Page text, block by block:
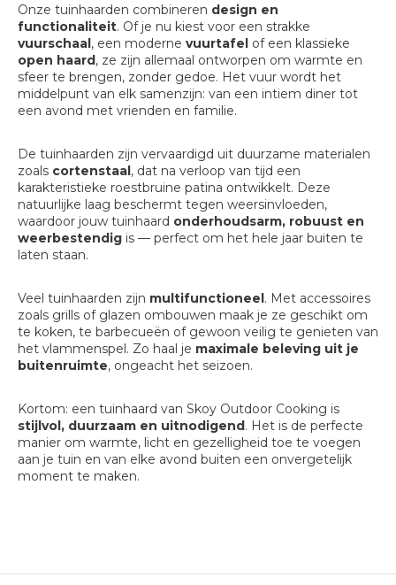
Onze tuinhaarden combineren design en
functionaliteit. Of je nu kiest voor een strakke
vuurschaal, een moderne vuurtafel of een klassieke
open haard, ze zijn allemaal ontworpen om warmte en
sfeer te brengen, zonder gedoe. Het vuur wordt het
middelpunt van elk samenzijn: van een intiem diner tot
een avond met vrienden en familie.
De tuinhaarden zijn vervaardigd uit duurzame materialen
zoals cortenstaal, dat na verloop van tijd een
karakteristieke roestbruine patina ontwikkelt. Deze
natuurlijke laag beschermt tegen weersinvloeden,
waardoor jouw tuinhaard onderhoudsarm, robuust en
weerbestendig is — perfect om het hele jaar buiten te
laten staan.
Veel tuinhaarden zijn multifunctioneel. Met accessoires
zoals grills of glazen ombouwen maak je ze geschikt om
te koken, te barbecueën of gewoon veilig te genieten van
het vlammenspel. Zo haal je maximale beleving uit je
buitenruimte, ongeacht het seizoen.
Kortom: een tuinhaard van Skoy Outdoor Cooking is
stijlvol, duurzaam en uitnodigend. Het is de perfecte
manier om warmte, licht en gezelligheid toe te voegen
aan je tuin en van elke avond buiten een onvergetelijk
moment te maken.